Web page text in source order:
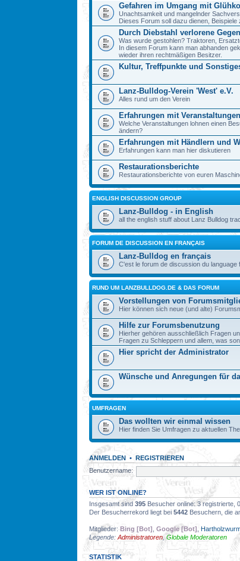
Gefahren im Umgang mit
Unachtsamkeit und mangelnder
Dieses Forum soll dazu dienen,
Durch Diebstahl verlorene
Was wurde gestohlen? Traktoren,
In diesem Forum kann man abhanden
wieder ihren rechtmäßigen Besitzer.
Kultur, Treffpunkte und
Lanz-Bulldog-Verein 'West' e.V.
Alles rund um den Verein
Erfahrungen mit Veranstaltungen
Welche Veranstaltungen lohnen einen
ändern?
Erfahrungen mit Händlern und
Erfahrungen kann man hier diskutieren
Restaurationsberichte
Restaurationsberichte von euren
ENGLISH DISCUSSION GROUP
Lanz-Bulldog - in English
all the english stuff about Lanz Bulldog
FORUM DE DISCUSSION EN FRANÇAIS
Lanz-Bulldog en français
C'est le forum de discussion du
RUND UM LANZBULLDOG.DE & DAS FORUM
Vorstellungen von
Hier können sich neue (und alte)
Hilfe zur Forumsbenutzung
Hierher gehören ausschließlich Fragen
Fragen zu Schleppern und allem, was
Hier spricht der Administrator
Wünsche und Anregungen für
UMFRAGEN
Das wollten wir einmal wissen
Hier finden Sie Umfragen zu aktuellen
ANMELDEN • REGISTRIEREN
Benutzername:
WER IST ONLINE?
Insgesamt sind 395 Besucher online: 3 registrierte,
Der Besucherrekord liegt bei 5442 Besuchern, die
Mitglieder: Bing [Bot] Google [Bot]
Legende: Administratoren ,Globale Moderatoren
STATISTIK